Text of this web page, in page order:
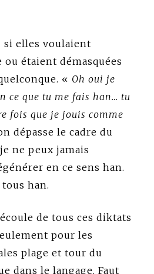
si elles voulaient
ou étaient démasquées
« Oh oui je
ce que tu me fais han… tu
fois que je jouis comme
dépasse le cadre du
ne peux jamais
en ce sens han.
han.
de tous ces diktats
pour les
plage et tour du
dans le langage. Faut